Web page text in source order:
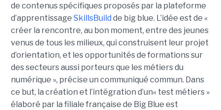
de contenus spécifiques proposés par la plateforme
d’apprentissage SkillsBuild de big blue. L’idée est de «
créer la rencontre, au bon moment, entre des jeunes
venus de tous les milieux, qui construisent leur projet
d’orientation, et les opportunités de formations sur
des secteurs aussi porteurs que les métiers du
numérique », précise un communiqué commun. Dans
ce but, la création et l’intégration d’un« test métiers »
élaboré par la filiale française de Big Blue est